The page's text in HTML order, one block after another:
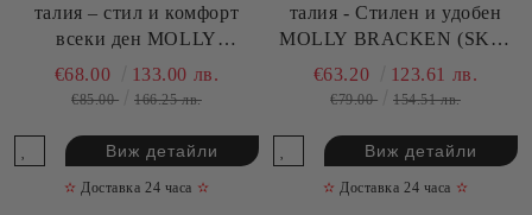
талия – стил и комфорт
всеки ден MOLLY
BRACKEN (SKU)
ZA211EE
€68.00 133.00 лв.
€85.00 166.25 лв.
Виж детайли
✫ Доставка 24 часа ✫
талия - Стилен и удобен
MOLLY BRACKEN (SKU)
TLF110EP
€63.20 123.61 лв.
€79.00 154.51 лв.
Виж детайли
✫ Доставка 24 часа ✫